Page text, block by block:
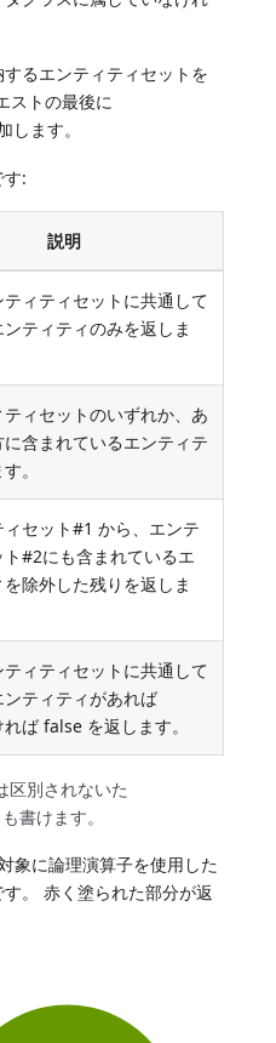
るエンティティセットを
ストの最後に
します。
:
説明
ィティセットに共通して
ティティのみを返しま
ィセットのいずれか、あ
含まれているエンティテ
。
ィセット#1 から、エンテ
ト#2にも含まれているエ
除外した残りを返しま
ィティセットに共通して
ティティがあれば
ば false を返します。
区別されないた
書けます。
象に論理演算子を使用した
。 赤く塗られた部分が返